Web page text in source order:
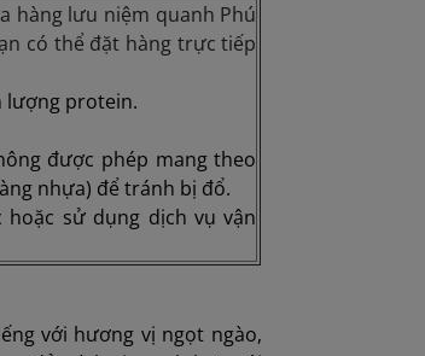
hàng lưu niệm quanh Phú
có thể đặt hàng trực tiếp
lượng protein.
được phép mang theo
nhựa) để tránh bị đổ.
sử dụng dịch vụ vận
với hương vị ngọt ngào,